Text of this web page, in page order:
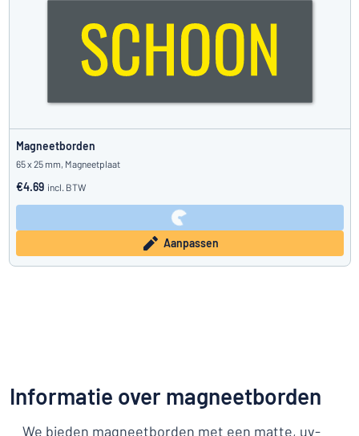
Magneetborden
65 x 25 mm, Magneetplaat
€4.69 incl. BTW
Aanpassen
Informatie over magneetborden
We bieden magneetborden met een matte, uv-